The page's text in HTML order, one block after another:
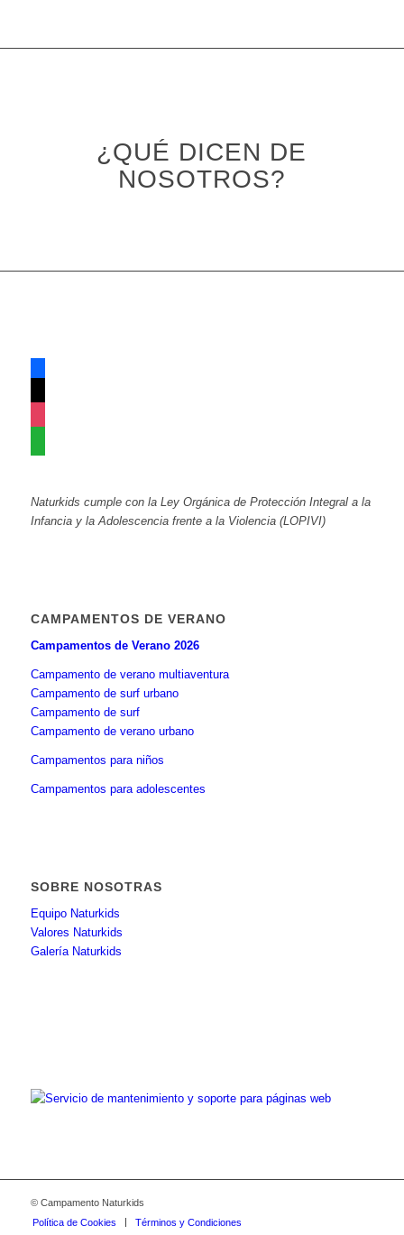
¿QUÉ DICEN DE
NOSOTROS?
Naturkids cumple con la Ley Orgánica de Protección Integral a la
Infancia y la Adolescencia frente a la Violencia (LOPIVI)
CAMPAMENTOS DE VERANO
Campamentos de Verano 2026
Campamento de verano multiaventura
Campamento de surf urbano
Campamento de surf
Campamento de verano urbano
Campamentos para niños
Campamentos para adolescentes
SOBRE NOSOTRAS
Equipo Naturkids
Valores Naturkids
Galería Naturkids
© Campamento Naturkids
Política de Cookies
Términos y Condiciones